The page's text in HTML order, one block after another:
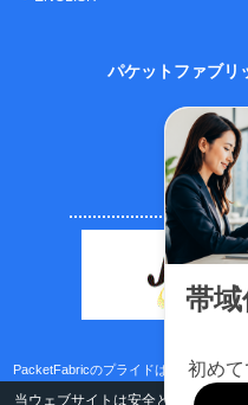
当ウェブサイトは安全と利便性向
パケットファブリ
〒
東京都千代
神田鍛
TEL：03-
FAX：
PacketFabricのプライドはサポートの
取り組